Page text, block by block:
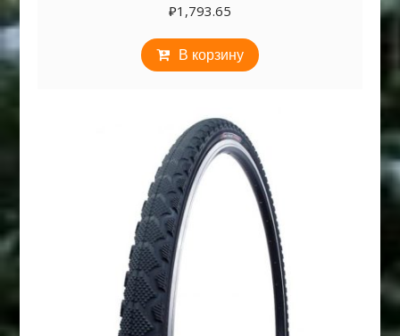
₽1,793.65
В корзину